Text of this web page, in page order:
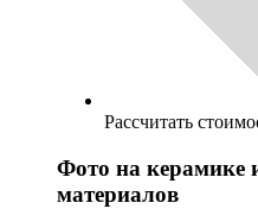
Рассчитать
Фото на керамике
материалов